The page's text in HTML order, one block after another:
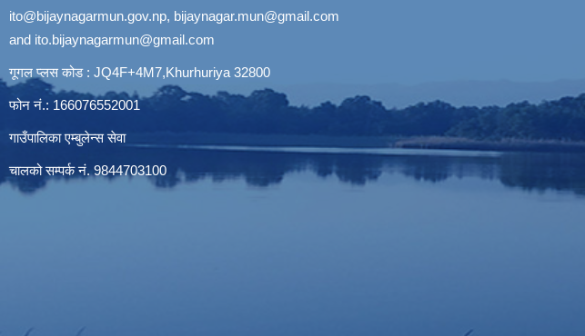
ito@bijaynagarmun.gov.np, bijaynagar.mun@gmail.com
and ito.bijaynagarmun@gmail.com
गूगल प्लस कोड : JQ4F+4M7,Khurhuriya 32800
फोन नं.: 166076552001
गाउँपालिका एम्बुलेन्स सेवा
चालको सम्पर्क नं. 9844703100